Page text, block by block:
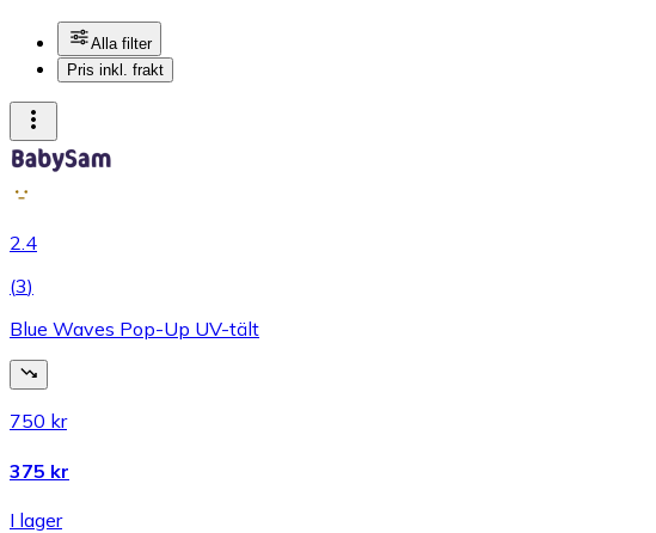
Alla filter
Pris inkl. frakt
2.4
(3)
Blue Waves Pop-Up UV-tält
750 kr
375 kr
I lager